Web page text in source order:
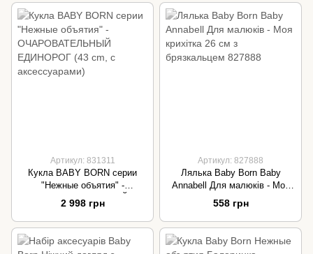
Артикул: 831311
Кукла BABY BORN серии
"Нежные объятия" -
ОЧАРОВАТЕЛЬНЫЙ
ЕДИНОРОГ (43 cm, с
аксессуарами)
2 998 грн
Артикул: 827888
Лялька Baby Born Baby
Annabell Для малюків - Моя
крихітка 26 см з брязкальцем
827888
558 грн